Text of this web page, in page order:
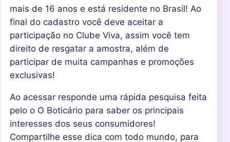
mais de 16 anos e está residente no Brasil! Ao
final do cadastro você deve aceitar a
participação no Clube Viva, assim você tem
direito de resgatar a amostra, além de
participar de muita campanhas e promoções
exclusivas!
Ao acessar responde uma rápida pesquisa feita
pelo o O Boticário para saber os principais
interesses dos seus consumidores!
Compartilhe esse dica com todo mundo, para